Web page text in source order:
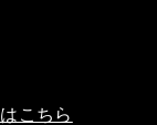
こちら